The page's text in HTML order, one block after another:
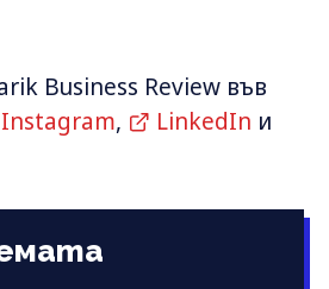
Business Review във
Instagram, LinkedIn и